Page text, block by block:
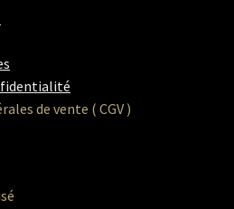
de vente ( CGV )